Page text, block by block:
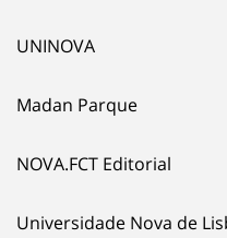
UNINOVA
Madan Parque
NOVA.FCT Editorial
Universidade Nova de